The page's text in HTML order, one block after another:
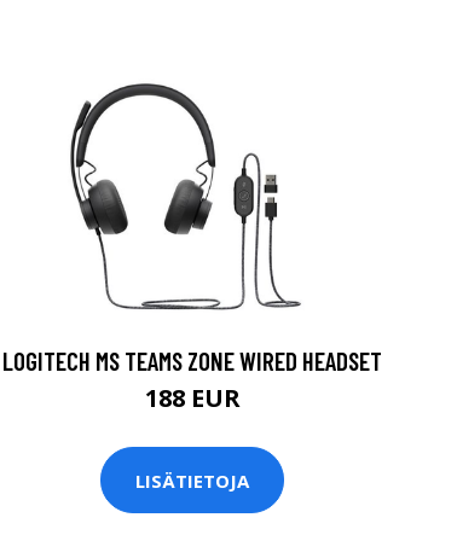
LOGITECH MS TEAMS ZONE WIRED HEADSET
188 EUR
LISÄTIETOJA